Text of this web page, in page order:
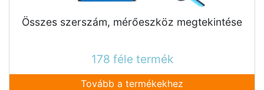
Összes szerszám, mérőeszköz megtekintése
178 féle termék
Tovább a termékekhez